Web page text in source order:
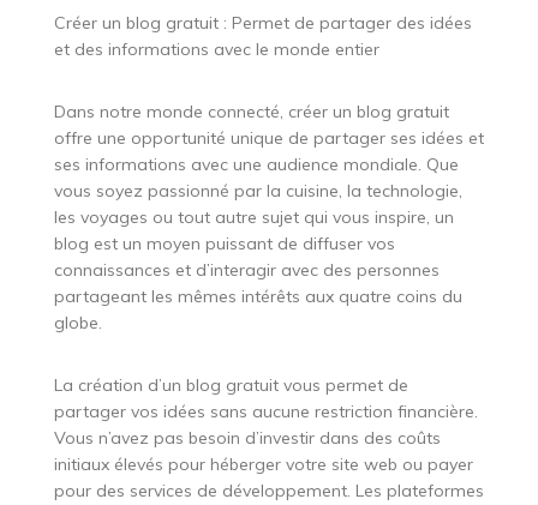
Créer un blog gratuit : Permet de partager des idées
et des informations avec le monde entier
Dans notre monde connecté, créer un blog gratuit
offre une opportunité unique de partager ses idées et
ses informations avec une audience mondiale. Que
vous soyez passionné par la cuisine, la technologie,
les voyages ou tout autre sujet qui vous inspire, un
blog est un moyen puissant de diffuser vos
connaissances et d’interagir avec des personnes
partageant les mêmes intérêts aux quatre coins du
globe.
La création d’un blog gratuit vous permet de
partager vos idées sans aucune restriction financière.
Vous n’avez pas besoin d’investir dans des coûts
initiaux élevés pour héberger votre site web ou payer
pour des services de développement. Les plateformes